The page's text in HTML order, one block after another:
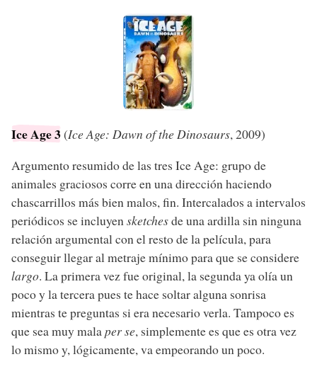
Ice Age 3(Ice Age: Dawn of the Dinosaurs, 2009)
Argumento resumido de las tres Ice Age: grupo de
animales graciosos corre en una dirección haciendo
chascarrillos más bien malos, fin. Intercalados a intervalos
periódicos se incluyen sketchesde una ardilla sin ninguna
relación argumental con el resto de la película, para
conseguir llegar al metraje mínimo para que se considere
largo. La primera vez fue original, la segunda ya olía un
poco y la tercera pues te hace soltar alguna sonrisa
mientras te preguntas si era necesario verla. Tampoco es
que sea muy malaper se, simplemente es que es otra vez
lo mismo y, lógicamente, va empeorando un poco.